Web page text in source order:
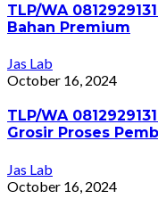
TLP/WA
Bahan Premium
Jas Lab
October 16, 2024
TLP/WA
Grosir Proses
Jas Lab
October 16, 2024